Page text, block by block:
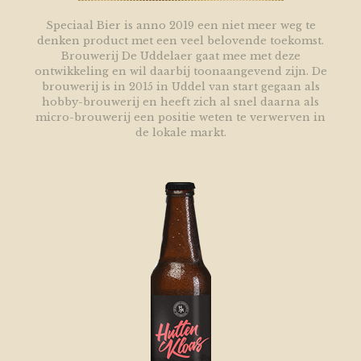
Speciaal Bier is anno 2019 een niet meer weg te
denken product met een veel belovende toekomst.
Brouwerij De Uddelaer gaat mee met deze
ontwikkeling en wil daarbij toonaangevend zijn. De
brouwerij is in 2015 in Uddel van start gegaan als
hobby-brouwerij en heeft zich al snel daarna als
micro-brouwerij een positie weten te verwerven in
de lokale markt.